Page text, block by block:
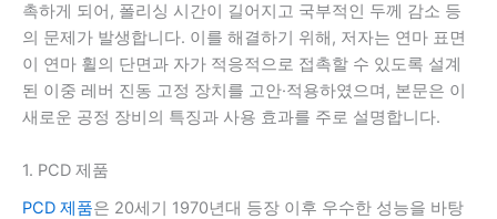
촉하게 되어, 폴리싱 시간이 길어지고 국부적인 두께 감소 등
의 문제가 발생합니다. 이를 해결하기 위해, 저자는 연마 표면
이 연마 휠의 단면과 자가 적응적으로 접촉할 수 있도록 설계
된 이중 레버 진동 고정 장치를 고안·적용하였으며, 본문은 이
새로운 공정 장비의 특징과 사용 효과를 주로 설명합니다.
1. PCD 제품
PCD 제품은 20세기 1970년대 등장 이후 우수한 성능을 바탕